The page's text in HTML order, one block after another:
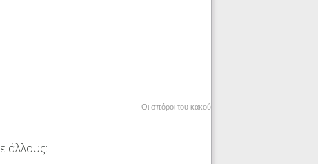
Οι σπόροι του κακού
άλλους: